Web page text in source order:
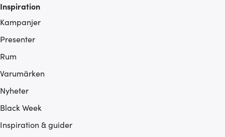
Inspiration
Kampanjer
Presenter
Rum
Varumärken
Nyheter
Black Week
Inspiration & guider